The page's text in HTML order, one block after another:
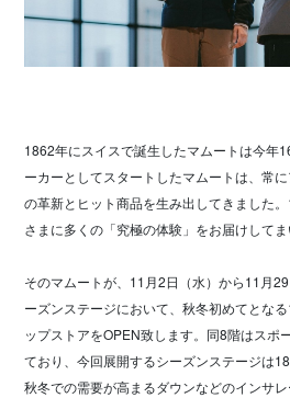
1862年にスイスで誕生したマムートは今年
ーカーとしてスタートしたマムートは、常
の革新とヒット商品を生み出してきました
さまに多くの「究極の体験」をお届けしてま
そのマムートが、11月2日（水）から11月
ーズンステージにおいて、秋冬初めてとな
ップストアをOPEN致します。同8階はスポ
ており、今回展開するシーズンステージは
秋冬での需要が高まるダウンなどのインサレ